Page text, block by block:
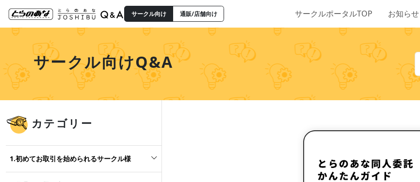
サークル向け 通販/店舗向け サークルポータルTOP お知らせ
サークル向けQ&A
カテゴリー
1.初めてお取引を始められるサークル様